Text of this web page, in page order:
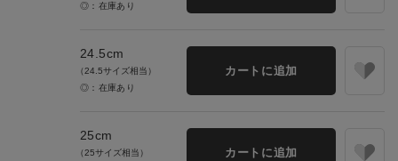
◎：在庫あり
24.5cm
（24.5サイズ相当）
◎：在庫あり
カートに追加
25cm
（25サイズ相当）
カートに追加